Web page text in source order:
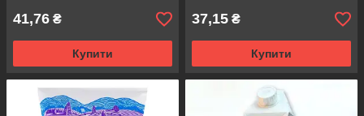
41,76 ₴
Купити
37,15 ₴
Купити